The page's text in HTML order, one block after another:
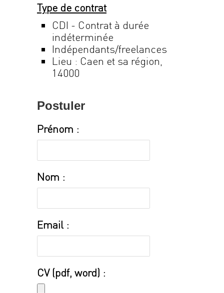
Type de contrat
CDI - Contrat à durée
indéterminée
Indépendants/freelances
Lieu : Caen et sa région,
14000
Postuler
Prénom :
Nom :
Email :
CV (pdf, word) :